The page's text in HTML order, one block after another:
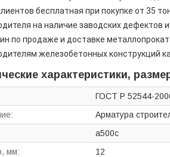
бесплатная при покупке от 35
на наличие заводских дефектов
по продаже и доставке
железобетонных конструкций
характеристики,
ГОСТ Р 52544-
Арматура
а500с
мм:
12